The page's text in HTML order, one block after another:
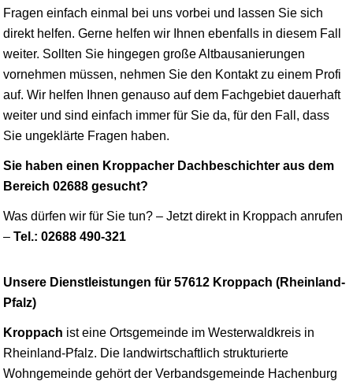
Fragen einfach einmal bei uns vorbei und lassen Sie sich
direkt helfen. Gerne helfen wir Ihnen ebenfalls in diesem Fall
weiter. Sollten Sie hingegen große Altbausanierungen
vornehmen müssen, nehmen Sie den Kontakt zu einem Profi
auf. Wir helfen Ihnen genauso auf dem Fachgebiet dauerhaft
weiter und sind einfach immer für Sie da, für den Fall, dass
Sie ungeklärte Fragen haben.
Sie haben einen Kroppacher Dachbeschichter aus dem
Bereich 02688 gesucht?
Was dürfen wir für Sie tun? – Jetzt direkt in Kroppach anrufen
– Tel.: 02688 490-321
Unsere Dienstleistungen für 57612 Kroppach (Rheinland-
Pfalz)
Kroppach ist eine Ortsgemeinde im Westerwaldkreis in
Rheinland-Pfalz. Die landwirtschaftlich strukturierte
Wohngemeinde gehört der Verbandsgemeinde Hachenburg